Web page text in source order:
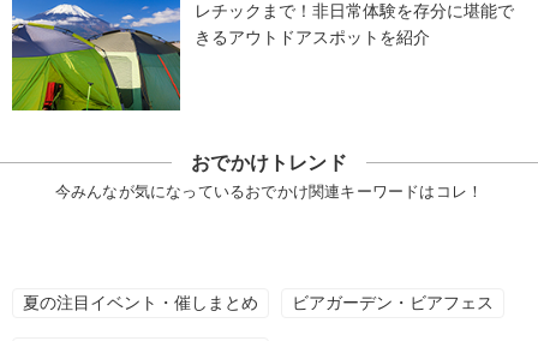
レチックまで！非日常体験を存分に堪能で
きるアウトドアスポットを紹介
おでかけトレンド
今みんなが気になっているおでかけ関連キーワードはコレ！
夏の注目イベント・催しまとめ ビアガーデン・ビアフェス